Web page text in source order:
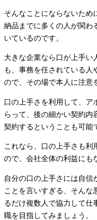
そんなことにならないため
納品までに多くの人が関わ
いているのです。
大きな企業なら口が上手い
も、事務を任されている人
ので、その場で本人に注意
口の上手さを利用して、ア
らって、後の細かい契約内
契約するということも可能
これなら、口の上手さも利
ので、会社全体の利益にも
自分の口の上手さには自信
ことを言いすぎる、そんな
るだけ複数人で協力して仕
職を目指してみましょう。